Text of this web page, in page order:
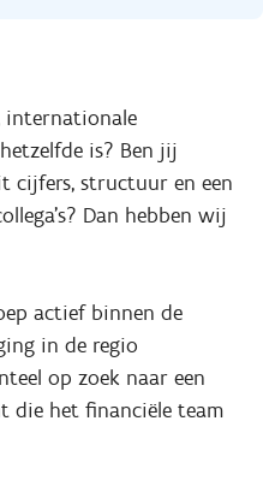
internationale
is? Ben jij
cijfers, structuur en een
Dan hebben wij
actief binnen de
in de regio
op zoek naar een
die het financiële team